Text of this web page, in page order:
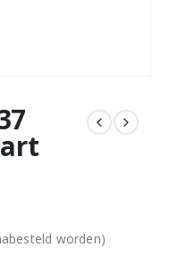
worden)